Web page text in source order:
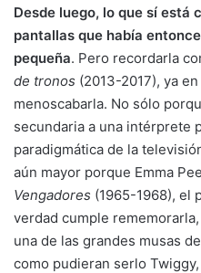
Desde luego, lo que sí está
pantallas que había
pequeña. Pero recordarla
de tronos (2013-2017), ya
menoscabarla. No sólo
secundaria a una intérprete
paradigmática de la
aún mayor porque Emma
Vengadores (1965-1968), el
verdad cumple
una de las grandes musas
como pudieran serlo Twiggy,